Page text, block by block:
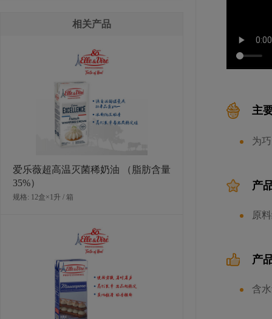
相关产品
爱乐薇超高温灭菌稀奶油 （脂肪含量
35%）
规格: 12盒×1升 / 箱
主
为
产
原
产
含